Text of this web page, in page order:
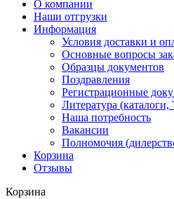
О компании
Наши отгрузки
Информация
Условия доставки и
Основные вопросы
Образцы документов
Поздравления
Регистрационные
Литература
Наша потребность
Вакансии
Полномочия
Корзина
Отзывы
Корзина